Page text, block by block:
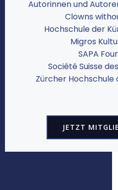
Autorinnen und
Clowns
Hochschule der
Migros
SAPA
Société Suisse
Zürcher Hochschule
JETZT